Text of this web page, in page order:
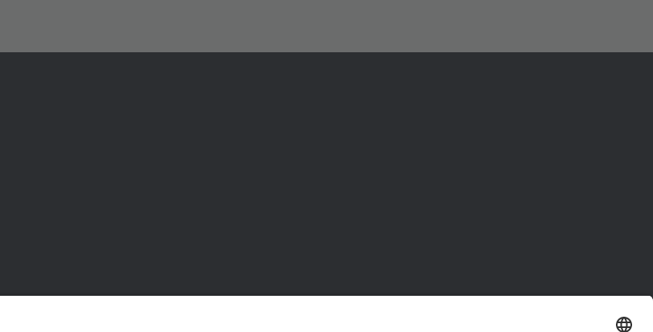
Karriere
Technischer Support